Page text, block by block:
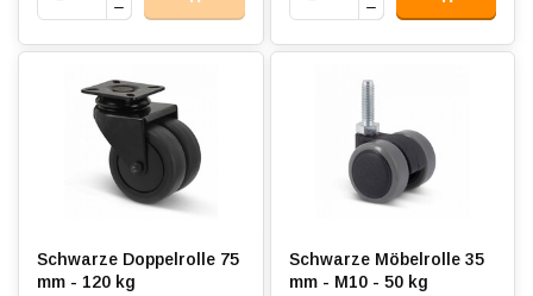
Schwarze Doppelrolle 75
mm - 120 kg
Schwarze Möbelrolle 35
mm - M10 - 50 kg